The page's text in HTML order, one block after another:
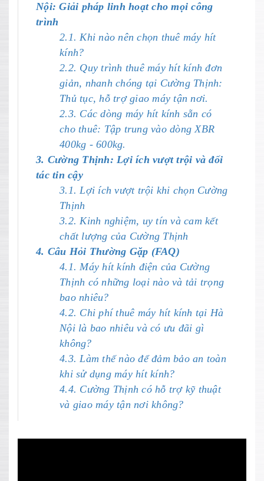
Nội: Giải pháp linh hoạt cho mọi công
trình
2.1. Khi nào nên chọn thuê máy hít
kính?
2.2. Quy trình thuê máy hít kính đơn
giản, nhanh chóng tại Cường Thịnh:
Thủ tục, hỗ trợ giao máy tận nơi.
2.3. Các dòng máy hít kính sẵn có
cho thuê: Tập trung vào dòng XBR
400kg - 600kg.
3. Cường Thịnh: Lợi ích vượt trội và đối
tác tin cậy
3.1. Lợi ích vượt trội khi chọn Cường
Thịnh
3.2. Kinh nghiệm, uy tín và cam kết
chất lượng của Cường Thịnh
4. Câu Hỏi Thường Gặp (FAQ)
4.1. Máy hít kính điện của Cường
Thịnh có những loại nào và tải trọng
bao nhiêu?
4.2. Chi phí thuê máy hít kính tại Hà
Nội là bao nhiêu và có ưu đãi gì
không?
4.3. Làm thế nào để đảm bảo an toàn
khi sử dụng máy hít kính?
4.4. Cường Thịnh có hỗ trợ kỹ thuật
và giao máy tận nơi không?